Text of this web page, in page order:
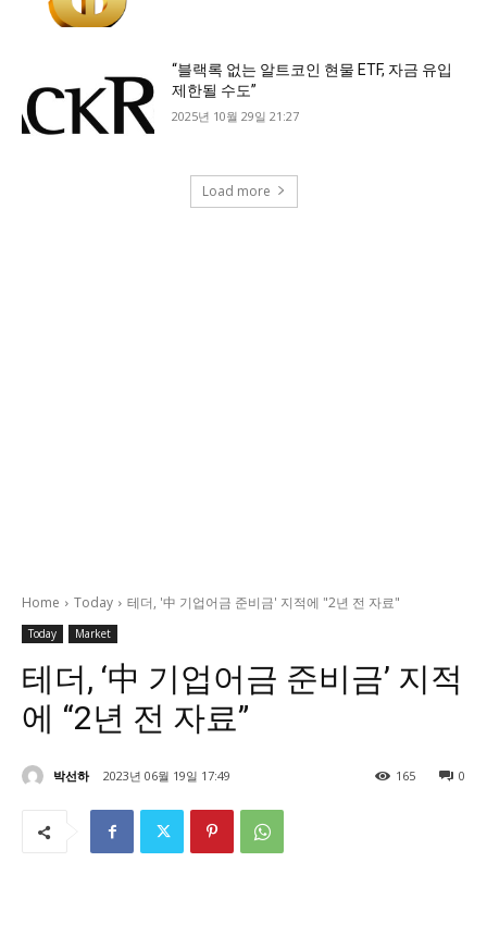
“블랙록 없는 알트코인 현물 ETF, 자금 유입
제한될 수도”
2025년 10월 29일 21:27
Load more